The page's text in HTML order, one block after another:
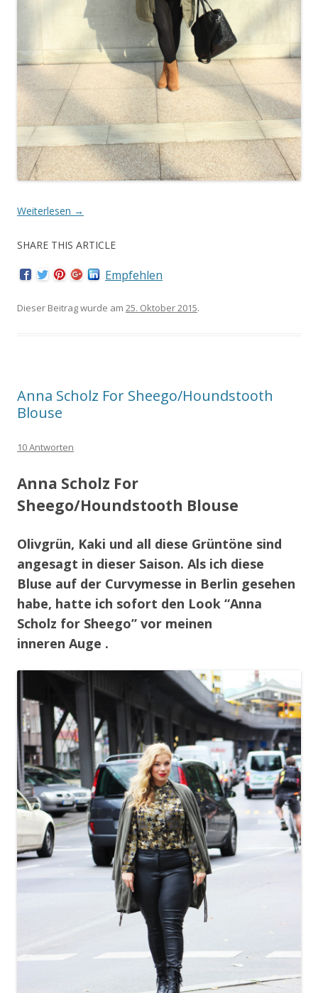
Weiterlesen →
SHARE THIS ARTICLE
Empfehlen
Dieser Beitrag wurde am 25. Oktober 2015.
Anna Scholz For Sheego/Houndstooth
Blouse
10 Antworten
Anna Scholz For
Sheego/Houndstooth Blouse
Olivgrün, Kaki und all diese Grüntöne sind
angesagt in dieser Saison. Als ich diese
Bluse auf der Curvymesse in Berlin gesehen
habe, hatte ich sofort den Look “Anna
Scholz for Sheego” vor meinen
inneren Auge .